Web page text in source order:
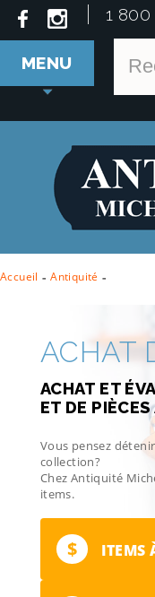
1 800
MENU
Accueil - Antiquité -
ACHAT
ACHAT ET
ET DE
Vous pensez
collection?
Chez Antiquité
items.
$ ITEMS